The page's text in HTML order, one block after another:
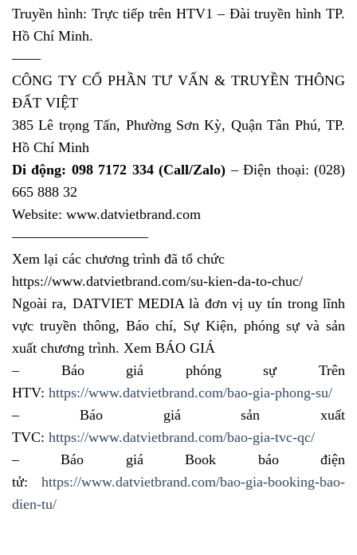
Truyền hình: Trực tiếp trên HTV1 – Đài truyền hình TP.
Hồ Chí Minh.
——
CÔNG TY CỔ PHẦN TƯ VẤN & TRUYỀN THÔNG
ĐẤT VIỆT
385 Lê trọng Tấn, Phường Sơn Kỳ, Quận Tân Phú, TP.
Hồ Chí Minh
Di động: 098 7172 334 (Call/Zalo) – Điện thoại: (028)
665 888 32
Website: www.datvietbrand.com
—————————–
Xem lại các chương trình đã tổ chức
https://www.datvietbrand.com/su-kien-da-to-chuc/
Ngoài ra, DATVIET MEDIA là đơn vị uy tín trong lĩnh
vực truyền thông, Báo chí, Sự Kiện, phóng sự và sản
xuất chương trình. Xem BÁO GIÁ
– Báo giá phóng sự Trên
HTV: https://www.datvietbrand.com/bao-gia-phong-su/
– Báo giá sản xuất
TVC: https://www.datvietbrand.com/bao-gia-tvc-qc/
– Báo giá Book báo điện
tử: https://www.datvietbrand.com/bao-gia-booking-bao-
dien-tu/